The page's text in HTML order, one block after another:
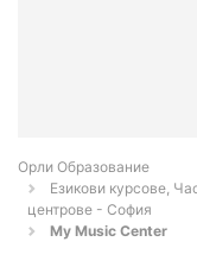
Орли Образование
Езикови курсове,
центрове - София
My Music Center